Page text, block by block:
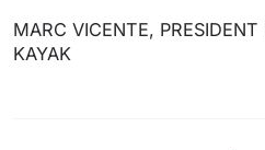
MARC VICENTE,
KAYAK